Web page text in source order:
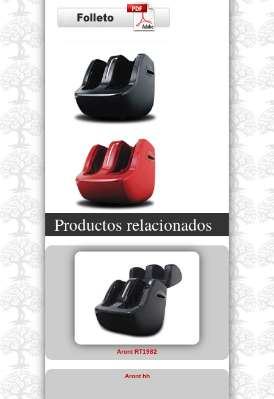
Productos relacionados
Aront RT1982
Aront hh